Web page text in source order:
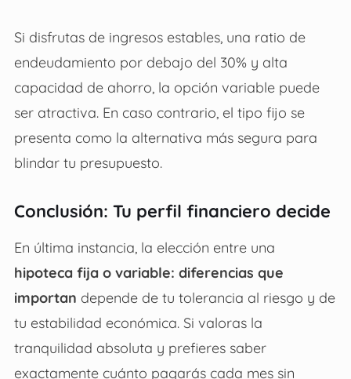
Si disfrutas de ingresos estables, una ratio de
endeudamiento por debajo del 30% y alta
capacidad de ahorro, la opción variable puede
ser atractiva. En caso contrario, el tipo fijo se
presenta como la alternativa más segura para
blindar tu presupuesto.
Conclusión: Tu perfil financiero decide
En última instancia, la elección entre una
hipoteca fija o variable: diferencias que
importan depende de tu tolerancia al riesgo y de
tu estabilidad económica. Si valoras la
tranquilidad absoluta y prefieres saber
exactamente cuánto pagarás cada mes sin